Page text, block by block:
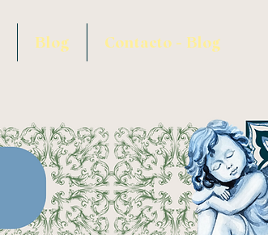
Blog Contacto - Blog